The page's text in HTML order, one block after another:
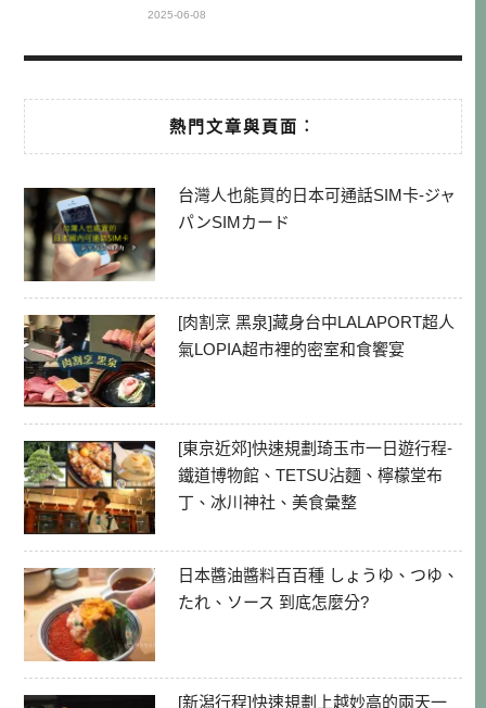
2025-06-08
熱門文章與頁面︰
台灣人也能買的日本可通話SIM卡-ジャ
パンSIMカード
[肉割烹 黑泉]藏身台中LALAPORT超人
氣LOPIA超市裡的密室和食饗宴
[東京近郊]快速規劃琦玉市一日遊行程-
鐵道博物館、TETSU沾麵、檸檬堂布
丁、冰川神社、美食彙整
日本醬油醬料百百種 しょうゆ、つゆ、
たれ、ソース 到底怎麼分?
[新潟行程]快速規劃上越妙高的兩天一